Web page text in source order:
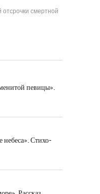
смертной
певицы».
Стихо-